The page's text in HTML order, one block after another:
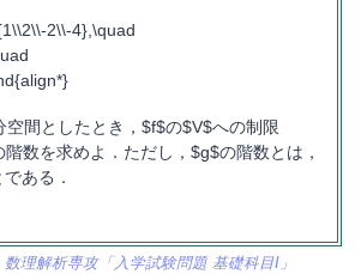
2\\-4},\quad
間としたとき，$f$の$V$への制限
数を求めよ．ただし，$g$の階数とは，
ある．
理解析専攻「入学試験問題 基礎科目I」